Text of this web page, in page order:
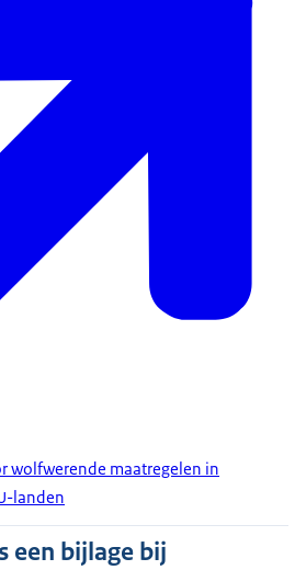
wolfwerende maatregelen in
landen
een bijlage bij